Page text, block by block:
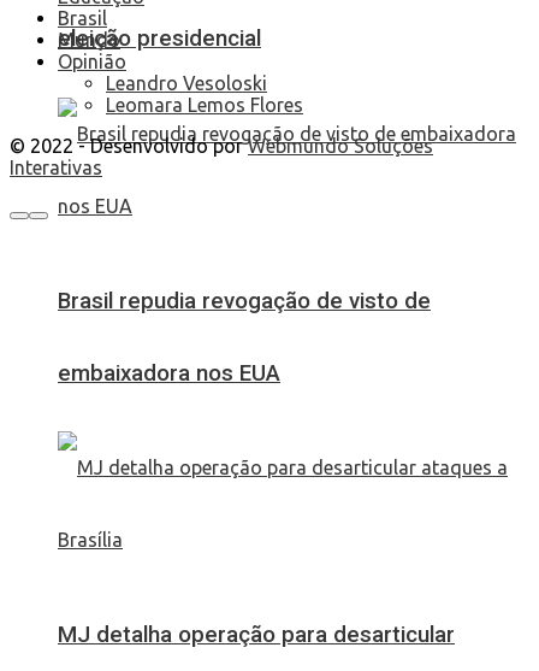
eleição presidencial
Brasil repudia revogação de visto de
embaixadora nos EUA
MJ detalha operação para desarticular
Brasil
Mundo
Opinião
Leandro Vesoloski
Leomara Lemos Flores
© 2022 - Desenvolvido porWebmundo Soluções
Interativas